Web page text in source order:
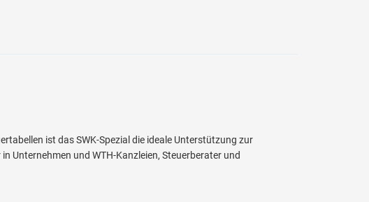
ist das SWK-Spezial die ideale Unterstützung zur
Unternehmen und WTH-Kanzleien, Steuerberater und